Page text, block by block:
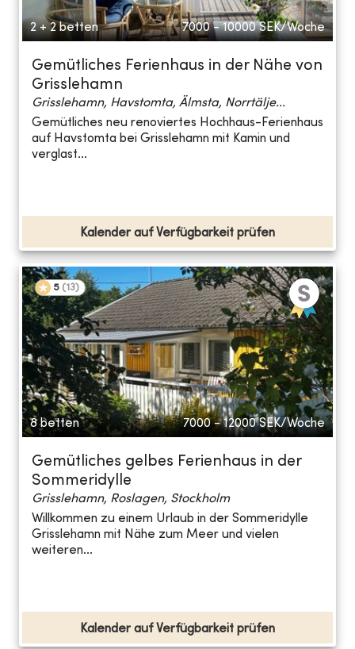
2 + 2 betten 7000 - 10000 SEK/Woche
Gemütliches Ferienhaus in der Nähe von
Grisslehamn
Grisslehamn, Havstomta, Älmsta, Norrtälje...
Gemütliches neu renoviertes Hochhaus-Ferienhaus
auf Havstomta bei Grisslehamn mit Kamin und
verglast...
Kalender auf Verfügbarkeit prüfen
5 (13)
8 betten 7000 - 12000 SEK/Woche
Gemütliches gelbes Ferienhaus in der
Sommeridylle
Grisslehamn, Roslagen, Stockholm
Willkommen zu einem Urlaub in der Sommeridylle
Grisslehamn mit Nähe zum Meer und vielen
weiteren...
Kalender auf Verfügbarkeit prüfen